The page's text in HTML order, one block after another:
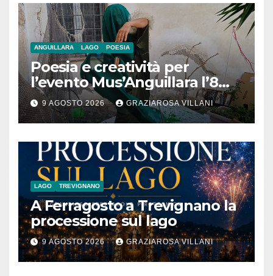
ANGUILLARA LAGO POESIA
Poesia e creatività per
l’evento Mus’Anguillara l’8
agosto 2026 al Museo
Contadino
9 AGOSTO 2026 GRAZIAROSA VILLANI
LAGO TREVIGNANO
A Ferragosto a Trevignano la
processione sul lago
9 AGOSTO 2026 GRAZIAROSA VILLANI